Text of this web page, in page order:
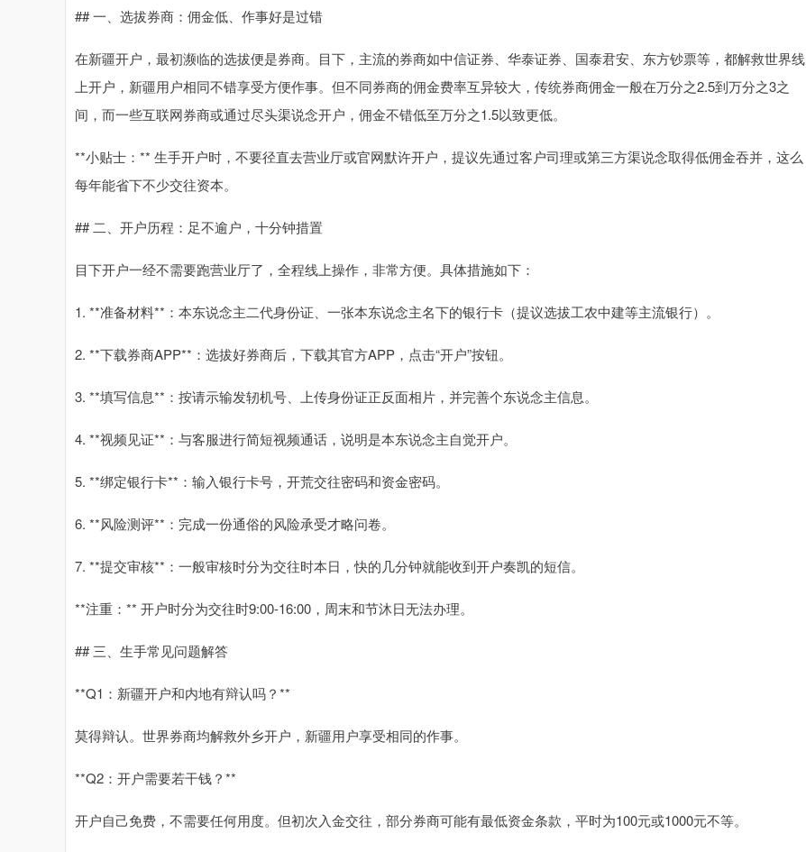
## 一、选拔券商：佣金低、作事好是过错
在新疆开户，最初濒临的选拔便是券商。目下，主流的券商如中信证券、华泰证券、国泰君安、东方钞票等，都解救世界线
上开户，新疆用户相同不错享受方便作事。但不同券商的佣金费率互异较大，传统券商佣金一般在万分之2.5到万分之3之
间，而一些互联网券商或通过尽头渠说念开户，佣金不错低至万分之1.5以致更低。
**小贴士：** 生手开户时，不要径直去营业厅或官网默许开户，提议先通过客户司理或第三方渠说念取得低佣金吞并，这么
每年能省下不少交往资本。
## 二、开户历程：足不逾户，十分钟措置
目下开户一经不需要跑营业厅了，全程线上操作，非常方便。具体措施如下：
1. **准备材料**：本东说念主二代身份证、一张本东说念主名下的银行卡（提议选拔工农中建等主流银行）。
2. **下载券商APP**：选拔好券商后，下载其官方APP，点击“开户”按钮。
3. **填写信息**：按请示输发轫机号、上传身份证正反面相片，并完善个东说念主信息。
4. **视频见证**：与客服进行简短视频通话，说明是本东说念主自觉开户。
5. **绑定银行卡**：输入银行卡号，开荒交往密码和资金密码。
6. **风险测评**：完成一份通俗的风险承受才略问卷。
7. **提交审核**：一般审核时分为交往时本日，快的几分钟就能收到开户奏凯的短信。
**注重：** 开户时分为交往时9:00-16:00，周末和节沐日无法办理。
## 三、生手常见问题解答
**Q1：新疆开户和内地有辩认吗？**
莫得辩认。世界券商均解救外乡开户，新疆用户享受相同的作事。
**Q2：开户需要若干钱？**
开户自己免费，不需要任何用度。但初次入金交往，部分券商可能有最低资金条款，平时为100元或1000元不等。